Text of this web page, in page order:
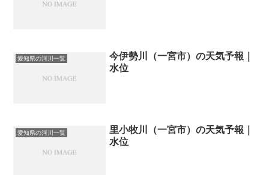
愛知県の河川一覧
今伊勢川（一宮市）の天気予報｜
水位
愛知県の河川一覧
里小牧川（一宮市）の天気予報｜
水位